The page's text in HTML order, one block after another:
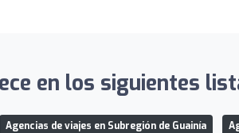
en los siguientes
Agencias de viajes en Subregión de Guainía